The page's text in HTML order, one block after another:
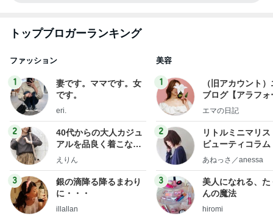
トップブロガーランキング
ファッション
1
妻です。ママです。女
です。
eri.
2
40代からの大人カジュ
アルを品良く着こなす
ファッションブログ
えりん
3
銀の滴降る降るまわり
に・・・
illallan
美容
1
（旧アカウント
ブログ【アラフォ
社売却セカンドラ
エマの日記
2
リトルミニマリス
ビューティコラ
little
uty colum
あねっさ／anessa
3
美人になれる、た
んの魔法
hiromi